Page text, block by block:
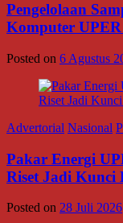
Pengelolaan
Komputer
Posted on 6 Agustus
Advertorial Nasional
Pakar Energi
Riset Jadi Kunci
Posted on 28 Juli 2026